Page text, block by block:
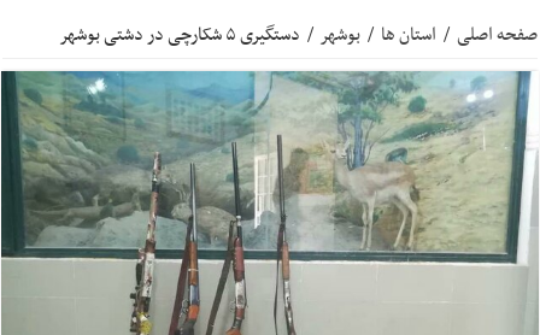
صفحه اصلی / استان ها / بوشهر / دستگیری ۵ شکارچی در دشتی بوشهر